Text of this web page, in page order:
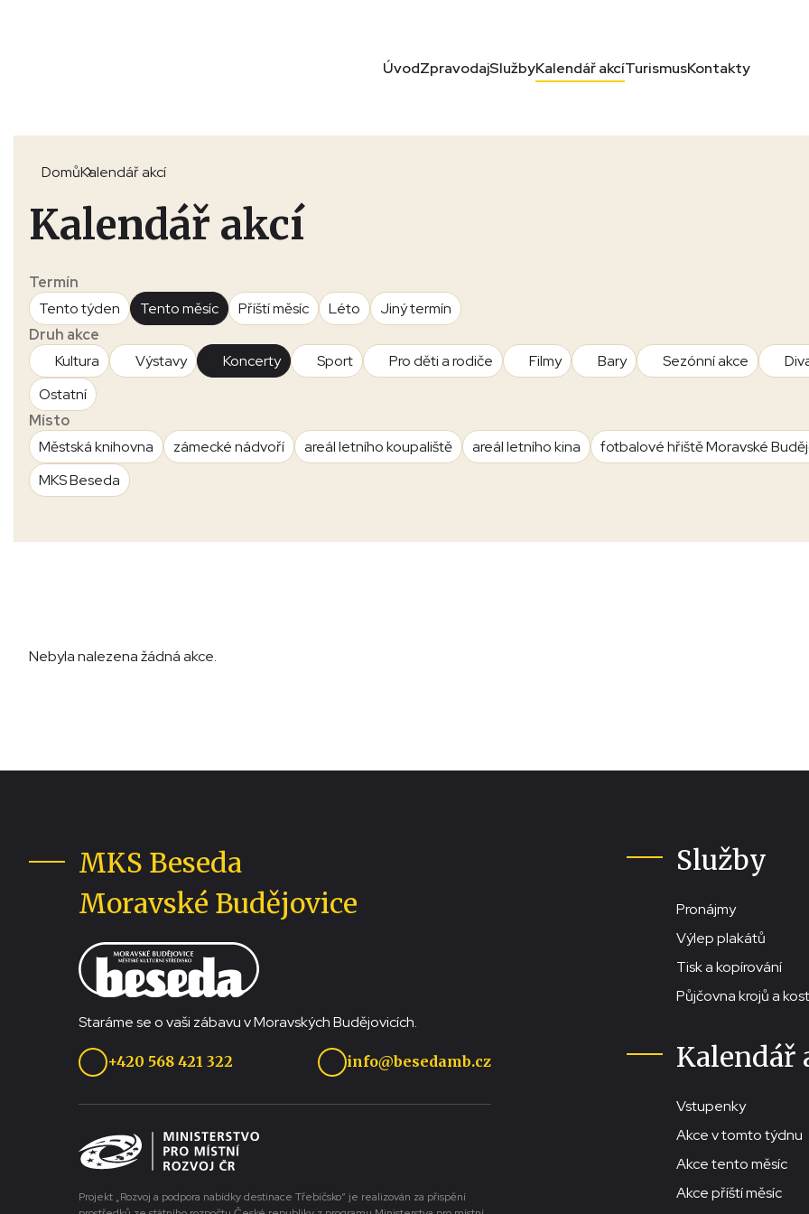
ÚvodZpravodajSlužbyKalendář akcíTurismusKontakty
DomůKalendář akcí
Kalendář akcí
Termín
Tento týden
Tento měsíc Příští měsíc Léto
Jiný termín
Druh akce
Kultura
Výstavy Koncerty Sport Pro děti a rodiče Filmy Bary Sezónní akce
Ostatní
Místo
Městská knihovna
zámecké nádvoří areál letního koupaliště areál letního kina
fotbalové hřiště Moravské
MKS Beseda
Nebyla nalezena žádná akce.
MKS Beseda
Moravské Budějovice
Staráme se o vaši zábavu v Moravských Budějovicích.
+420 568 421 322 info@besedamb.cz
Projekt „Rozvoj a podpora nabídky destinace Třebíčsko“ je realizován za přispění
Služby
Pronájmy
Výlep plakátů
Tisk a kopírování
Půjčovna krojů a
Kalendář
Vstupenky
Akce v tomto týdnu
Akce tento měsíc
Akce příští měsíc